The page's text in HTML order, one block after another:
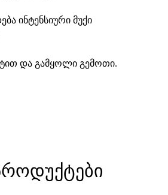
ინტენსიური მუქი
და გამყოლი გემოთი.